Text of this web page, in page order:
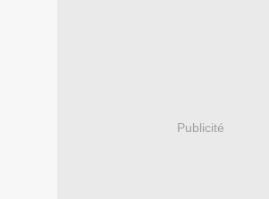
Publicité